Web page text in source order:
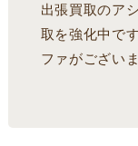
出張買取のア
取を強化中で
ファがござい